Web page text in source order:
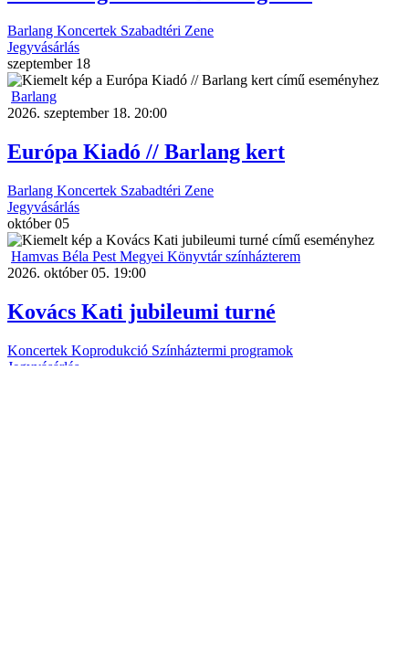
Barlang Koncertek Szabadtéri Zene
Jegyvásárlás
szeptember 18
Barlang
2026. szeptember 18. 20:00
Európa Kiadó // Barlang kert
Barlang Koncertek Szabadtéri Zene
Jegyvásárlás
október 05
Hamvas Béla Pest Megyei Könyvtár színházterem
2026. október 05. 19:00
Kovács Kati jubileumi turné
Koncertek Koprodukció Színháztermi programok
Jegyvásárlás